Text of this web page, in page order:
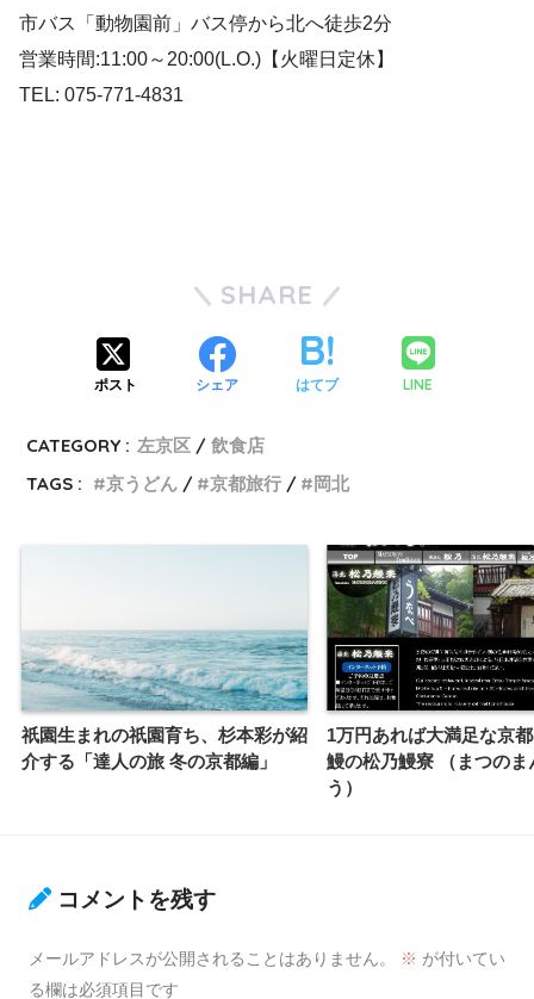
市バス「動物園前」バス停から北へ徒歩2分
営業時間:11:00～20:00(L.O.)【火曜日定休】
TEL: 075-771-4831
SHARE
ポスト シェア はてブ LINE
CATEGORY : 左京区
飲食店
TAGS :
京うどん 京都旅行 岡北
祇園生まれの祇園育ち、杉本彩が紹
介する「達人の旅 冬の京都編」
1万円あれば大満足な京
鰻の松乃鰻寮 （まつのま
う）
コメントを残す
メールアドレスが公開されることはありません。 ※ が付いてい
る欄は必須項目です